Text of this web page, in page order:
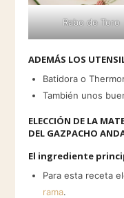
Rabo de Toro
ADEMÁS LOS
Batidora o
También unos
ELECCIÓN DE LA
DEL GAZPACHO
El ingrediente
Para esta receta
rama